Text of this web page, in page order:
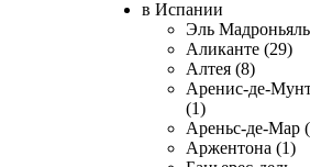
в Испании
Эль
Аликанте (29)
Алтея (8)
Аренис-де-
(1)
Ареньс-де-Мар
Аржентона (1)